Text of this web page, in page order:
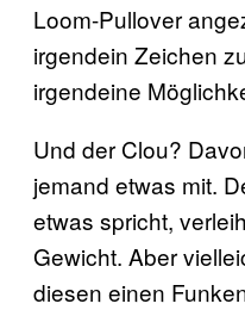
Loom-Pullover
irgendein Zeichen
irgendeine
Und der Clou?
jemand etwas mit.
etwas spricht,
Gewicht. Aber
diesen einen